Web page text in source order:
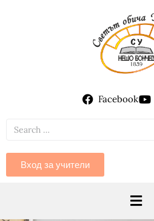
Facebook
Вход за учители